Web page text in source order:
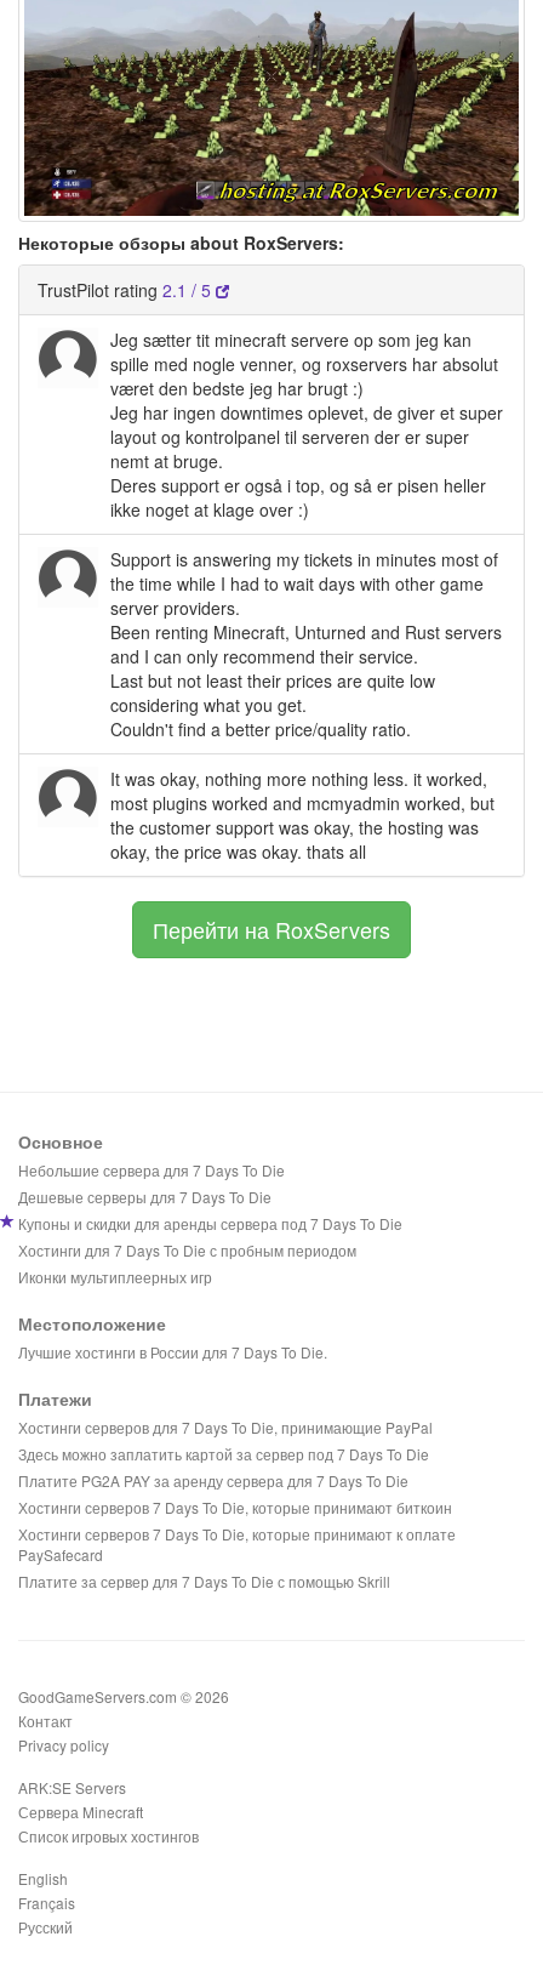
Некоторые обзоры about RoxServers:
TrustPilot rating 2.1 / 5
Jeg sætter tit minecraft servere op som jeg kan
spille med nogle venner, og roxservers har absolut
været den bedste jeg har brugt :)
Jeg har ingen downtimes oplevet, de giver et super
layout og kontrolpanel til serveren der er super
nemt at bruge.
Deres support er også i top, og så er pisen heller
ikke noget at klage over :)
Support is answering my tickets in minutes most of
the time while I had to wait days with other game
server providers.
Been renting Minecraft, Unturned and Rust servers
and I can only recommend their service.
Last but not least their prices are quite low
considering what you get.
Couldn't find a better price/quality ratio.
It was okay, nothing more nothing less. it worked,
most plugins worked and mcmyadmin worked, but
the customer support was okay, the hosting was
okay, the price was okay. thats all
Перейти на RoxServers
Основное
Небольшие сервера для 7 Days To Die
Дешевые серверы для 7 Days To Die
Купоны и скидки для аренды сервера под 7 Days To Die
Хостинги для 7 Days To Die с пробным периодом
Иконки мультиплеерных игр
Местоположение
Лучшие хостинги в России для 7 Days To Die.
Платежи
Хостинги серверов для 7 Days To Die, принимающие PayPal
Здесь можно заплатить картой за сервер под 7 Days To Die
Платите PG2A PAY за аренду сервера для 7 Days To Die
Хостинги серверов 7 Days To Die, которые принимают биткоин
Хостинги серверов 7 Days To Die, которые принимают к оплате
PaySafecard
Платите за сервер для 7 Days To Die с помощью Skrill
GoodGameServers.com © 2026
Контакт
Privacy policy
ARK:SE Servers
Сервера Minecraft
Список игровых хостингов
English
Français
Русский